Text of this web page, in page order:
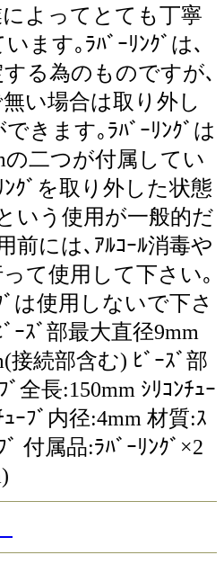
よってとても丁寧
ます｡ﾗﾊﾞｰﾘﾝｸﾞは､
る為のものですが､
い場合は取り外し
きます｡ﾗﾊﾞｰﾘﾝｸﾞは
の二つが付属してい
ﾝｸﾞを取り外した状態
いう使用が一般的だ
前には､ｱﾙｺｰﾙ消毒や
て使用して下さい｡
は使用しないで下さ
ｰｽﾞ部最大直径9mm
接続部含む) ﾋﾞｰｽﾞ部
ﾞ全長:150mm ｼﾘｺﾝﾁｭｰ
ｰﾌﾞ内径:4mm 材質:ｽ
ﾞ 付属品:ﾗﾊﾞｰﾘﾝｸﾞ×2